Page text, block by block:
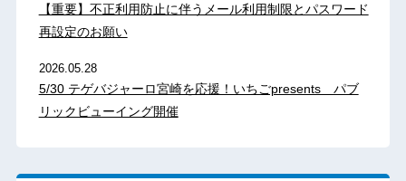
【重要】不正利用防止に伴うメール利用制限とパスワード
再設定のお願い
2026.05.28
5/30 テゲバジャーロ宮崎を応援！いちごpresents パブ
リックビューイング開催